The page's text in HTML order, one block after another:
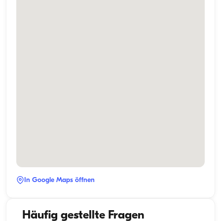
In Google Maps öffnen
Häufig gestellte Fragen